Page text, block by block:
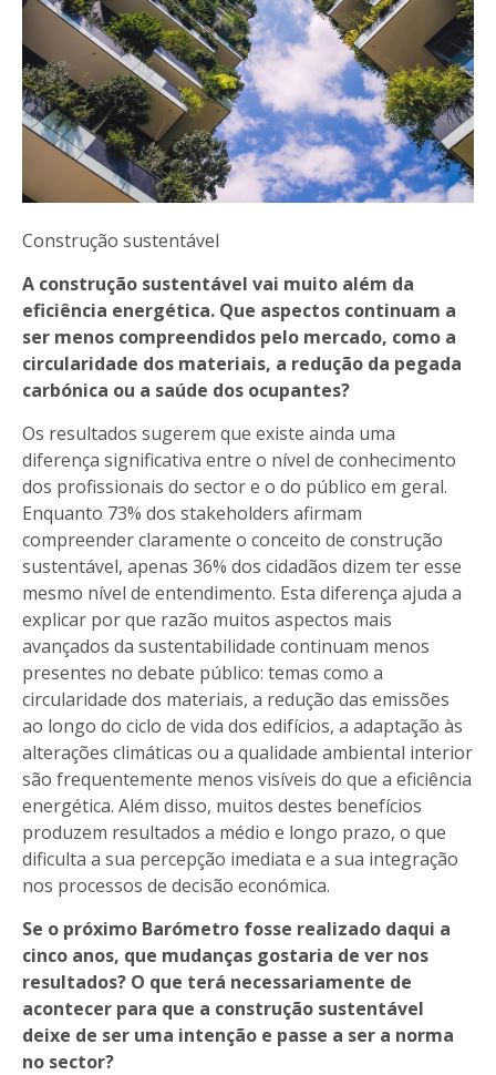
Construção sustentável
A construção sustentável vai muito além da
eficiência energética. Que aspectos continuam a
ser menos compreendidos pelo mercado, como a
circularidade dos materiais, a redução da pegada
carbónica ou a saúde dos ocupantes?
Os resultados sugerem que existe ainda uma
diferença significativa entre o nível de conhecimento
dos profissionais do sector e o do público em geral.
Enquanto 73% dos stakeholders afirmam
compreender claramente o conceito de construção
sustentável, apenas 36% dos cidadãos dizem ter esse
mesmo nível de entendimento. Esta diferença ajuda a
explicar por que razão muitos aspectos mais
avançados da sustentabilidade continuam menos
presentes no debate público: temas como a
circularidade dos materiais, a redução das emissões
ao longo do ciclo de vida dos edifícios, a adaptação às
alterações climáticas ou a qualidade ambiental interior
são frequentemente menos visíveis do que a eficiência
energética. Além disso, muitos destes benefícios
produzem resultados a médio e longo prazo, o que
dificulta a sua percepção imediata e a sua integração
nos processos de decisão económica.
Se o próximo Barómetro fosse realizado daqui a
cinco anos, que mudanças gostaria de ver nos
resultados? O que terá necessariamente de
acontecer para que a construção sustentável
deixe de ser uma intenção e passe a ser a norma
no sector?